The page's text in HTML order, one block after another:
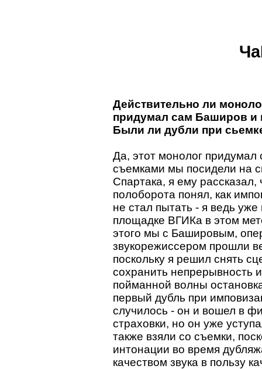
Действительно ли
придумал сам Баширов и
Были ли дубли при
Да, этот монолог
съемками мы посидели на
Спартака, я ему
полоборота понял, как
не стал пытать - я ведь
площадке ВГИКа в этом
этого мы с Башировым,
звукорежиссером прошли
поскольку я решил снять
сохранить непрерывность
пойманной волны
первый дубль при
случилось - он и вошел в
страховки, но он уже
также взяли со съемки,
интонации во время
качеством звука в пользу